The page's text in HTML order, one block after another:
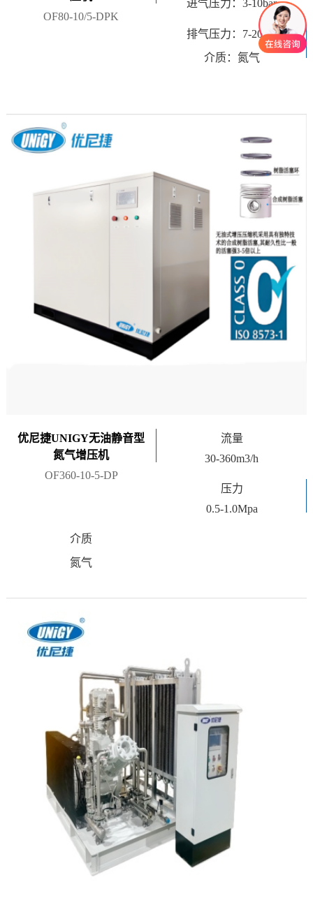
OF80-10/5-DPK
进气压力：3-10bar
排气压力：7-20bar
介质：氮气
优尼捷UNIGY无油静音型
氮气增压机
OF360-10-5-DP
流量
30-360m3/h
压力
0.5-1.0Mpa
介质
氮气